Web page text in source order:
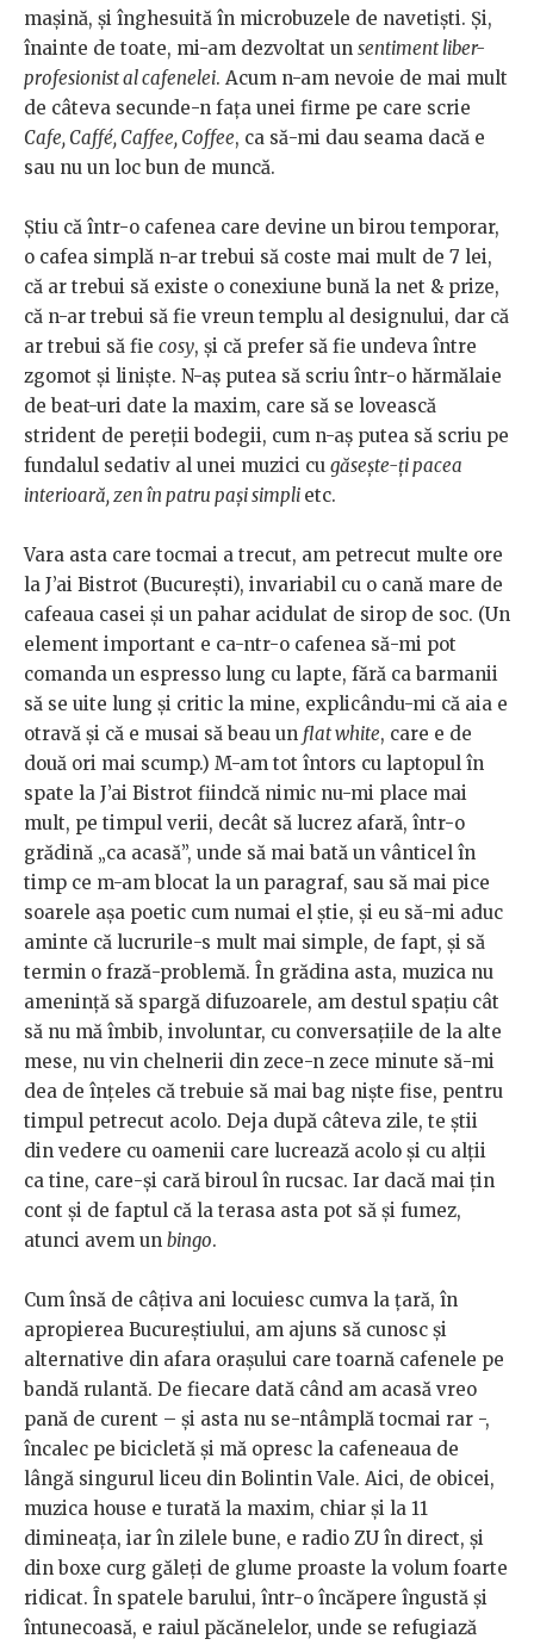
mașină, și înghesuită în microbuzele de navetiști. Și,
înainte de toate, mi-am dezvoltat un sentiment liber-
profesionist al cafenelei. Acum n-am nevoie de mai mult
de câteva secunde-n fața unei firme pe care scrie
Cafe, Caffé, Caffee, Coffee, ca să-mi dau seama dacă e
sau nu un loc bun de muncă.
Știu că într-o cafenea care devine un birou temporar,
o cafea simplă n-ar trebui să coste mai mult de 7 lei,
că ar trebui să existe o conexiune bună la net & prize,
că n-ar trebui să fie vreun templu al designului, dar că
ar trebui să fie cosy, și că prefer să fie undeva între
zgomot și liniște. N-aș putea să scriu într-o hărmălaie
de beat-uri date la maxim, care să se lovească
strident de pereții bodegii, cum n-aș putea să scriu pe
fundalul sedativ al unei muzici cu găsește-ți pacea
interioară, zen în patru pași simpli etc.
Vara asta care tocmai a trecut, am petrecut multe ore
la J’ai Bistrot (București), invariabil cu o cană mare de
cafeaua casei și un pahar acidulat de sirop de soc. (Un
element important e ca-ntr-o cafenea să-mi pot
comanda un espresso lung cu lapte, fără ca barmanii
să se uite lung și critic la mine, explicându-mi că aia e
otravă și că e musai să beau un flat white, care e de
două ori mai scump.) M-am tot întors cu laptopul în
spate la J’ai Bistrot fiindcă nimic nu-mi place mai
mult, pe timpul verii, decât să lucrez afară, într-o
grădină „ca acasă”, unde să mai bată un vânticel în
timp ce m-am blocat la un paragraf, sau să mai pice
soarele așa poetic cum numai el știe, și eu să-mi aduc
aminte că lucrurile-s mult mai simple, de fapt, și să
termin o frază-problemă. În grădina asta, muzica nu
amenință să spargă difuzoarele, am destul spațiu cât
să nu mă îmbib, involuntar, cu conversațiile de la alte
mese, nu vin chelnerii din zece-n zece minute să-mi
dea de înțeles că trebuie să mai bag niște fise, pentru
timpul petrecut acolo. Deja după câteva zile, te știi
din vedere cu oamenii care lucrează acolo și cu alții
ca tine, care-și cară biroul în rucsac. Iar dacă mai țin
cont și de faptul că la terasa asta pot să și fumez,
atunci avem un bingo.
Cum însă de câțiva ani locuiesc cumva la țară, în
apropierea Bucureștiului, am ajuns să cunosc și
alternative din afara orașului care toarnă cafenele pe
bandă rulantă. De fiecare dată când am acasă vreo
pană de curent – și asta nu se-ntâmplă tocmai rar -,
încalec pe bicicletă și mă opresc la cafeneaua de
lângă singurul liceu din Bolintin Vale. Aici, de obicei,
muzica house e turată la maxim, chiar și la 11
dimineața, iar în zilele bune, e radio ZU în direct, și
din boxe curg găleți de glume proaste la volum foarte
ridicat. În spatele barului, într-o încăpere îngustă și
întunecoasă, e raiul păcănelelor, unde se refugiază